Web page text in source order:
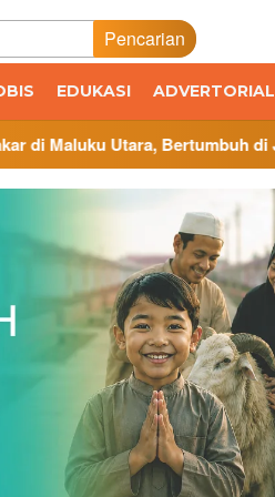
Pencarian
EDUKASI ADVERTORIAL
Bertumbuh di Jawa Tengah